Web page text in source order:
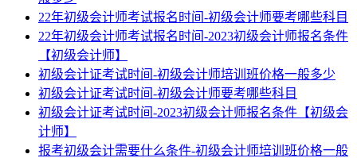
22年初级会计师考试报名时间-初级会计师要考哪些科目
22年初级会计师考试报名时间-2023初级会计师报名条件
【初级会计师】
初级会计证考试时间-初级会计师培训班价格一般多少
初级会计证考试时间-初级会计师要考哪些科目
初级会计证考试时间-2023初级会计师报名条件【初级会
计师】
报考初级会计需要什么条件-初级会计师培训班价格一般